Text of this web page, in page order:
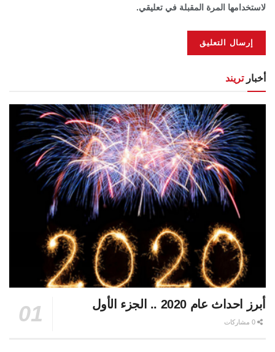
لاستخدامها المرة المقبلة في تعليقي.
أخبارتريند
أبرز احداث عام 2020 .. الجزء الأول